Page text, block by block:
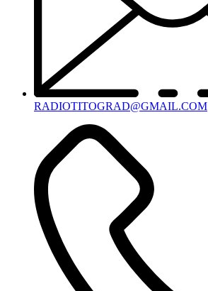
RADIOTITOGRAD@GMAIL.COM